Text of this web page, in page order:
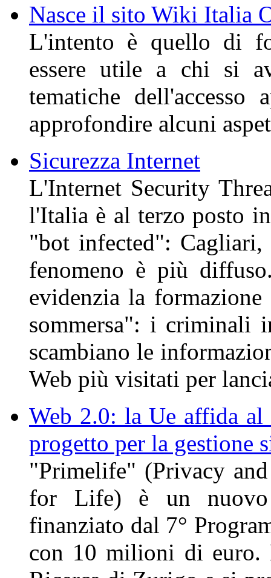
Nasce il sito Wiki Italia
L'intento è quello di
essere utile a chi si
tematiche
approfondire alcuni
Sicurezza Internet
L'Internet Security
l'Italia è al terzo posto
"bot infected":
fenomeno è più
evidenzia la
sommersa": i criminali
scambiano le
Web più visitati per
Web 2.0: la Ue affida
progetto per la gestione
"Primelife" (Privacy
for Life) è un nuovo
finanziato dal 7°
con 10 milioni di euro.